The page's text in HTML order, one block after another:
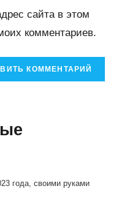
сайта в этом
комментариев.
года, своими руками